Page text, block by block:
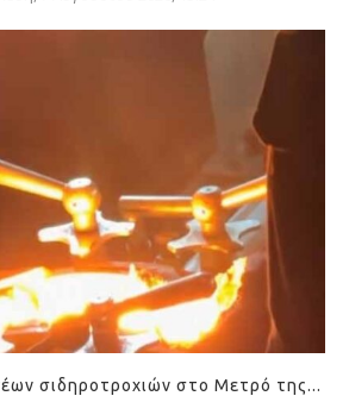
σιδηροτροχιών στο Μετρό της...